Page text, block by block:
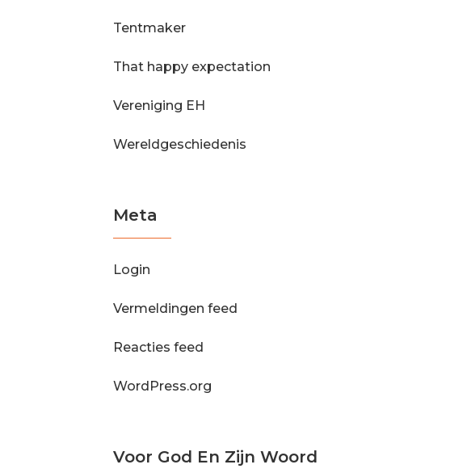
Tentmaker
That happy expectation
Vereniging EH
Wereldgeschiedenis
Meta
Login
Vermeldingen feed
Reacties feed
WordPress.org
Voor God En Zijn Woord